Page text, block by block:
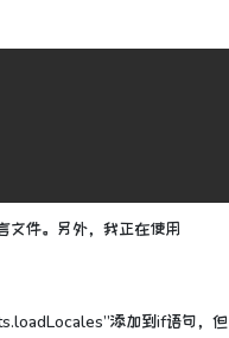
件。 另外，我正在使用
添加到if语句，但